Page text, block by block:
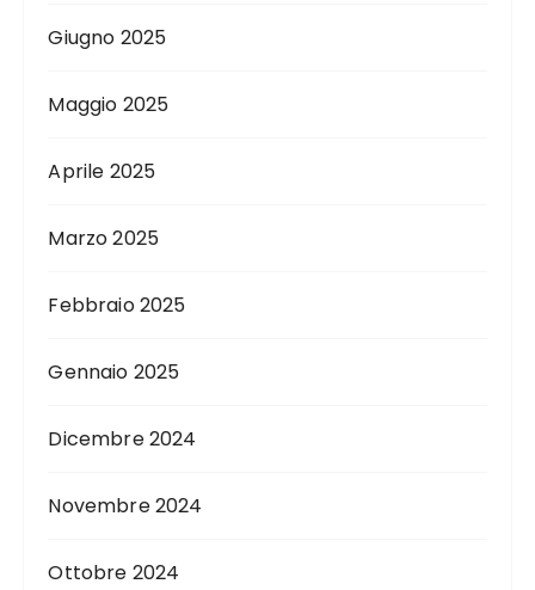
Giugno 2025
Maggio 2025
Aprile 2025
Marzo 2025
Febbraio 2025
Gennaio 2025
Dicembre 2024
Novembre 2024
Ottobre 2024